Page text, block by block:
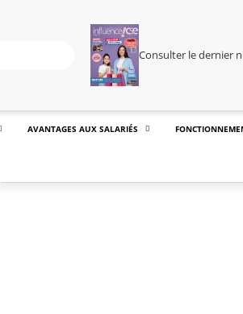
Consulter le dernier
AVANTAGES AUX SALARIÉS